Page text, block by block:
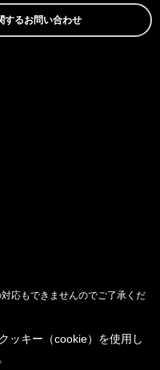
するお問い合わせ
応もできませんのでご了承くだ
ッキー（cookie）を使用し